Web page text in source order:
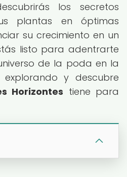
los secretos
plantas en óptimas
su crecimiento en un
listo para adentrarte
de la poda en la
explorando y descubre
Horizontes tiene para